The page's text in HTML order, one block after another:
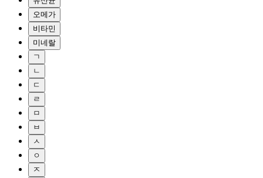
오메가
비타민
미네랄
ㄱ
ㄴ
ㄷ
ㄹ
ㅁ
ㅂ
ㅅ
ㅇ
ㅈ